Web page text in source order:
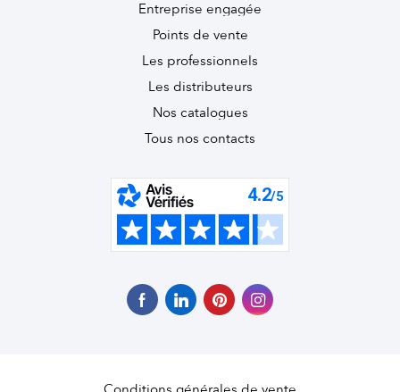
Entreprise engagée
Points de vente
Les professionnels
Les distributeurs
Nos catalogues
Tous nos contacts